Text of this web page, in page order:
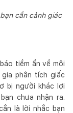
cần cảnh giác
tiềm ẩn về môi
phân tích giấc
bị người khác lợi
chưa nhận ra.
là lời nhắc bạn